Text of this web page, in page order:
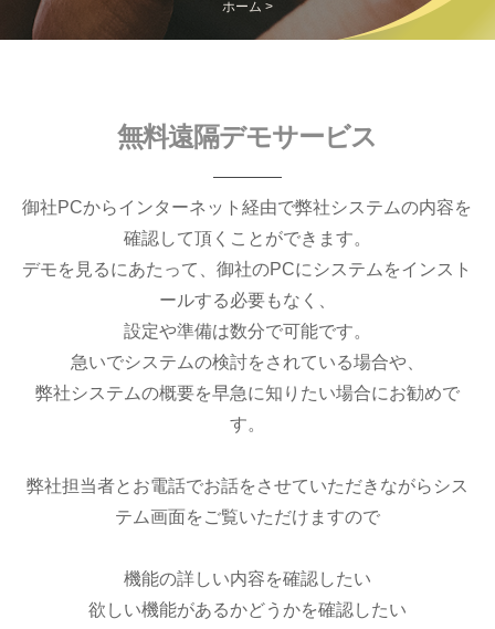
ホーム >
無料遠隔デモサービス
Remoteness
御社PCからインターネット経由で弊社システムの内容を
確認して頂くことができます。
デモを見るにあたって、御社のPCにシステムをインスト
ールする必要もなく、
設定や準備は数分で可能です。
急いでシステムの検討をされている場合や、
弊社システムの概要を早急に知りたい場合にお勧めで
す。
弊社担当者とお電話でお話をさせていただきながらシス
テム画面をご覧いただけますので
機能の詳しい内容を確認したい
欲しい機能があるかどうかを確認したい